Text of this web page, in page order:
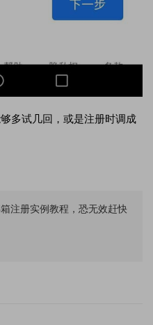
多试几回，或是注册时调成
注册实例教程，恐无效赶快